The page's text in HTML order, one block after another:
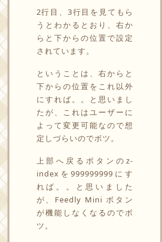
2行目、3行目を見てもら
うとわかるとおり、右か
らと下からの位置で設定
されています。
ということは、右からと
下からの位置をこれ以外
にすれば。。と思いまし
たが、これはユーザーに
よって変更可能なので想
定しづらいのでボツ。
上部へ戻るボタンのz-
indexを999999999にす
れば。。と思いました
が、Feedly Mini ボタン
が機能しなくなるのでボ
ツ。